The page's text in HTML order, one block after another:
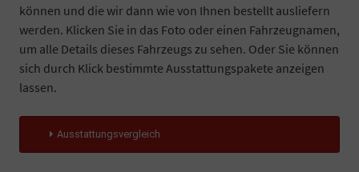
können und die wir dann wie von Ihnen bestellt ausliefern
werden. Klicken Sie in das Foto oder einen Fahrzeugnamen,
um alle Details dieses Fahrzeugs zu sehen. Oder Sie können
sich durch Klick bestimmte Ausstattungspakete anzeigen
lassen.
Ausstattungsvergleich